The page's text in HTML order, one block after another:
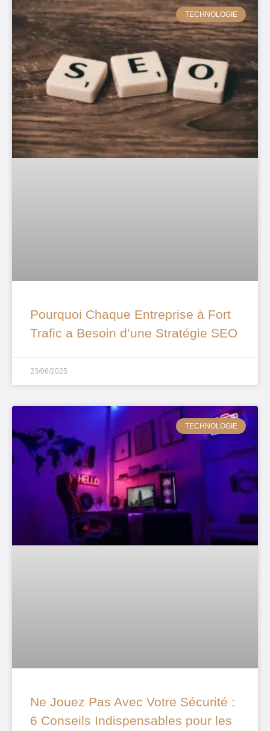
TECHNOLOGIE
Pourquoi Chaque Entreprise à Fort
Trafic a Besoin d’une Stratégie SEO
23/06/2025
TECHNOLOGIE
Ne Jouez Pas Avec Votre Sécurité :
6 Conseils Indispensables pour les